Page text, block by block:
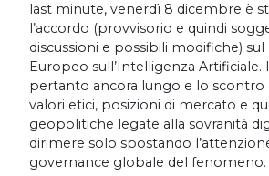
last minute, venerdì 8 dicembre è
l’accordo (provvisorio e quindi
discussioni e possibili modifiche)
Europeo sull’Intelligenza Artificiale.
pertanto ancora lungo e lo scontro
valori etici, posizioni di mercato e
geopolitiche legate alla sovranità
dirimere solo spostando
governance globale del fenomeno.